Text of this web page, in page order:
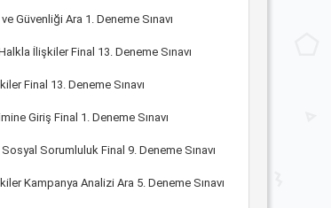
ve Güvenliği Ara 1. Deneme Sınavı
İlişkiler Final 13. Deneme Sınavı
Final 13. Deneme Sınavı
Giriş Final 1. Deneme Sınavı
Sorumluluk Final 9. Deneme Sınavı
Kampanya Analizi Ara 5. Deneme Sınavı